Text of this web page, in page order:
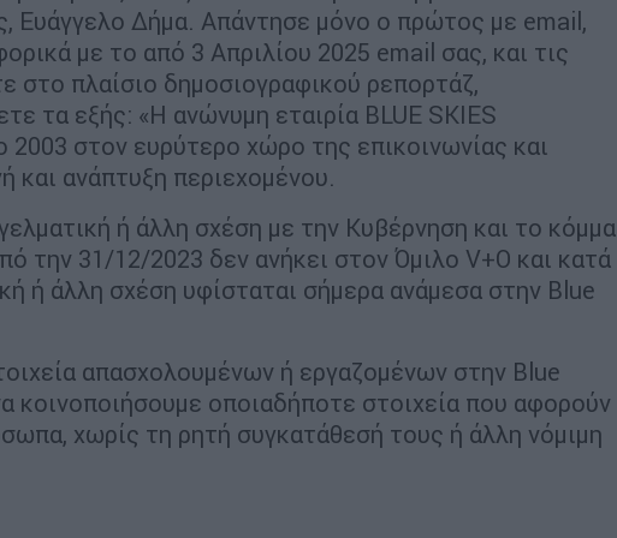
Ευάγγελο Δήμα. Απάντησε μόνο ο πρώτος με email,
με το από 3 Απριλίου 2025 email σας, και τις
στο πλαίσιο δημοσιογραφικού ρεπορτάζ,
τα εξής: «H ανώνυμη εταιρία BLUE SKIES
2003 στον ευρύτερο χώρο της επικοινωνίας και
και ανάπτυξη περιεχομένου.
ή άλλη σχέση με την Κυβέρνηση και το κόμμα
την 31/12/2023 δεν ανήκει στον Όμιλο V+O και κατά
ή άλλη σχέση υφίσταται σήμερα ανάμεσα στην Blue
απασχολουμένων ή εργαζομένων στην Blue
κοινοποιήσουμε οποιαδήποτε στοιχεία που αφορούν
χωρίς τη ρητή συγκατάθεσή τους ή άλλη νόμιμη